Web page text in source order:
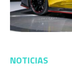
NOTICIAS